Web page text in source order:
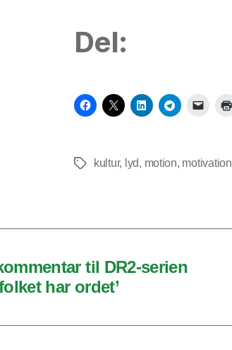
Del:
Tagskultur, lyd, motion, motivation
til DR2-serien
har ordet’